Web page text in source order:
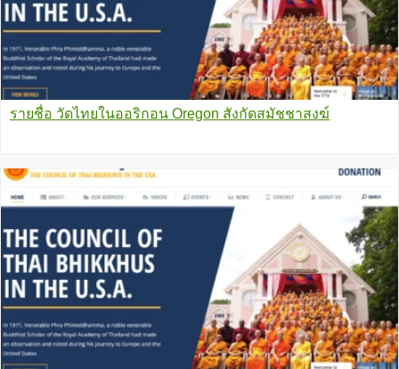
รายชื่อ วัดไทยในออริกอน Oregon สังกัดสมัชชาสงฆ์